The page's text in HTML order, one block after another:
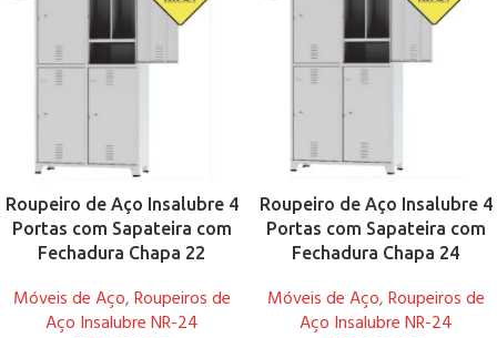
Roupeiro de Aço Insalubre 4
Portas com Sapateira com
Fechadura Chapa 22
Móveis de Aço,Roupeiros de
Aço Insalubre NR-24
Roupeiro de Aço Insalubre 4
Portas com Sapateira com
Fechadura Chapa 24
Móveis de Aço,Roupeiros de
Aço Insalubre NR-24